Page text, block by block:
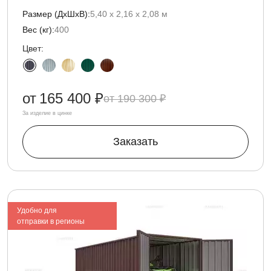
Размер (ДxШxВ):5,40 х 2,16 х 2,08 м
Вес (кг):400
Цвет:
190 300 ₽
от 165 400 ₽
За изделие в цинке
Заказать
Удобно для
отправки в регионы